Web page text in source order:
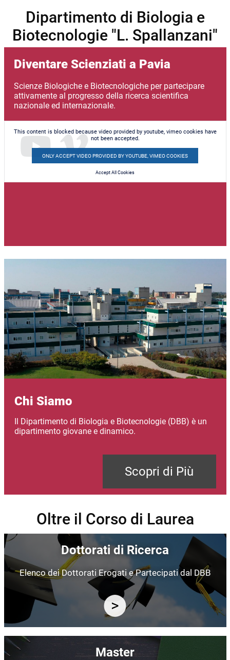
Dipartimento di Biologia e
Biotecnologie "L. Spallanzani"
Diventare Scienziati a Pavia
Scienze Biologiche e Biotecnologiche per partecipare
attivamente al progresso della ricerca scientifica
nazionale ed internazionale.
This content is blocked because video provided by youtube, vimeo cookies have
not been accepted.
ONLY ACCEPT VIDEO PROVIDED BY YOUTUBE, VIMEO COOKIES
Accept All Cookies
Chi Siamo
Il Dipartimento di Biologia e Biotecnologie (DBB) è un
dipartimento giovane e dinamico.
Scopri di Più
Oltre il Corso di Laurea
Immagine
Dottorati di Ricerca
Elenco dei Dottorati Erogati e Partecipati dal DBB
Immagine
Master